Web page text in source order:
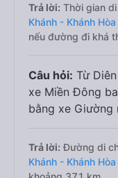
Trả lời: Thời gian
Khánh - Khánh
nếu đường đi khá
Câu hỏi: Từ
xe Miền Đông
bằng xe Giường
Trả lời: Đường di
Khánh - Khánh